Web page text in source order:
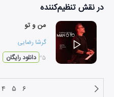
در نقشتنظیم‌کننده
من و تو
گرشا رضایی
۰۲:۳۵دانلود رایگان
۴ ۵ ۶